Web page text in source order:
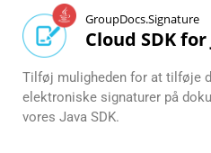
GroupDocs.Signature
Cloud SDK for
Tilføj muligheden for at tilføje
elektroniske signaturer på
vores Java SDK.